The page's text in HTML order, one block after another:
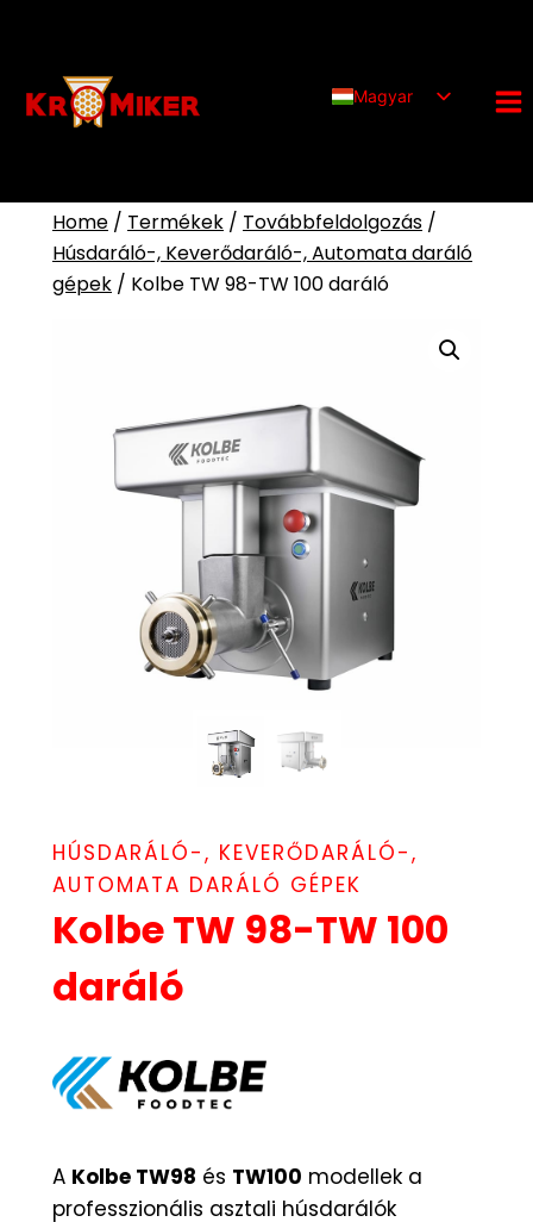
tartalomra
Magyar
Home / Termékek / Továbbfeldolgozás /
Húsdaráló-, Keverődaráló-, Automata daráló
gépek / Kolbe TW 98-TW 100 daráló
HÚSDARÁLÓ-, KEVERŐDARÁLÓ-,
AUTOMATA DARÁLÓ GÉPEK
Kolbe TW 98-TW 100
daráló
A Kolbe TW98 és TW100 modellek a
professzionális asztali húsdarálók